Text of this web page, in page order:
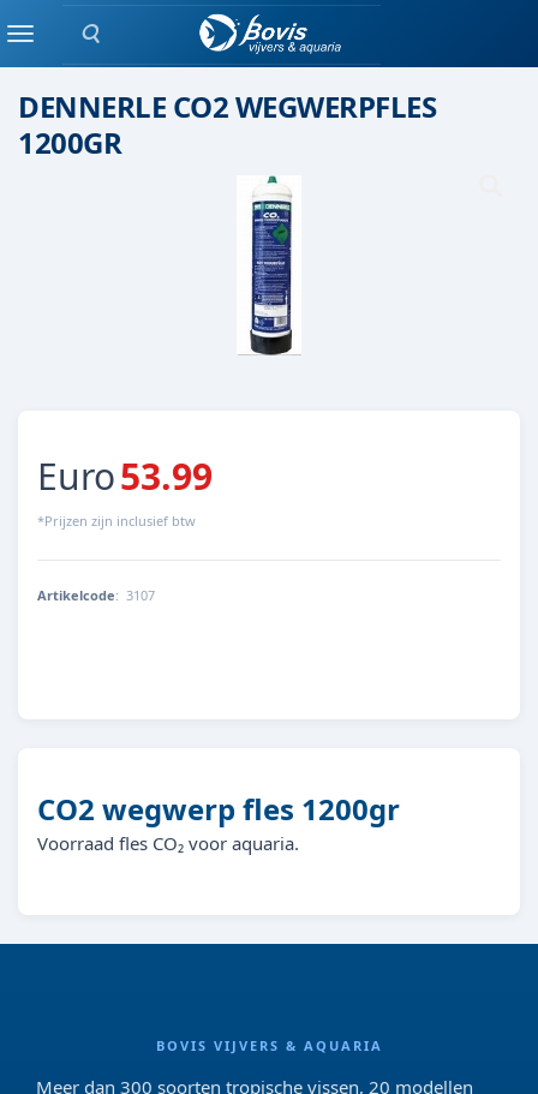
Zoeken
MenuNavulling
DENNERLE CO2 WEGWERPFLES
1200GR
Euro53.99
*Prijzen zijn inclusief btw
Artikelcode: 3107
CO2 wegwerp fles 1200gr
Voorraad fles CO₂ voor aquaria.
BOVIS VIJVERS & AQUARIA
Meer dan 300 soorten tropische vissen, 20 modellen